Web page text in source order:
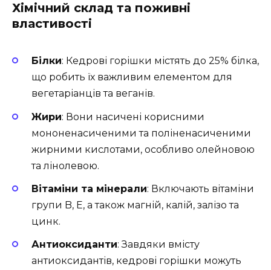
Хімічний склад та поживні
властивості
Білки: Кедрові горішки містять до 25% білка,
що робить їх важливим елементом для
вегетаріанців та веганів.
Жири: Вони насичені корисними
мононенасиченими та поліненасиченими
жирними кислотами, особливо олейновою
та лінолевою.
Вітаміни та мінерали: Включають вітаміни
групи B, E, а також магній, калій, залізо та
цинк.
Антиоксиданти: Завдяки вмісту
антиоксидантів, кедрові горішки можуть